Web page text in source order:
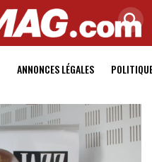
ANNONCES LÉGALES